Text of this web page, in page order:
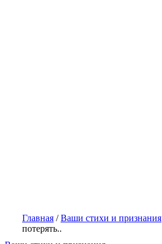
Главная /Ваши стихи и признания
потерять..